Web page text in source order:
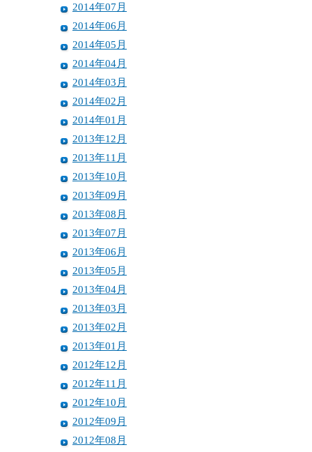
2014年07月
2014年06月
2014年05月
2014年04月
2014年03月
2014年02月
2014年01月
2013年12月
2013年11月
2013年10月
2013年09月
2013年08月
2013年07月
2013年06月
2013年05月
2013年04月
2013年03月
2013年02月
2013年01月
2012年12月
2012年11月
2012年10月
2012年09月
2012年08月